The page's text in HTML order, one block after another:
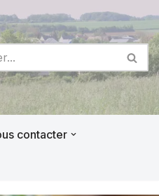
contacter